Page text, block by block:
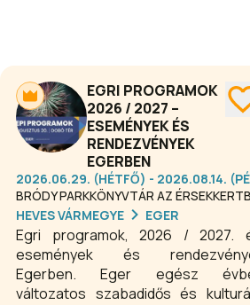
EGRI PROGRAMOK
2026 / 2027 –
ESEMÉNYEK ÉS
RENDEZVÉNYEK
EGERBEN
2026.06.29. (HÉTFŐ) - 2026.08.14.
BRÓDY PARKKÖNYVTÁR AZ
HEVES VÁRMEGYE
EGER
Egri programok, 2026 / 2027.
események és
Egerben. Eger egész
változatos szabadidős és